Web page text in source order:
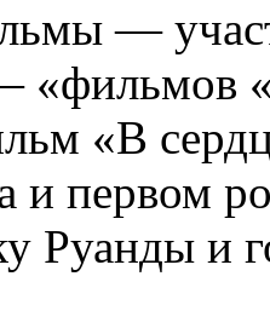
—
«фильмов
«В
и первом
Руанды и